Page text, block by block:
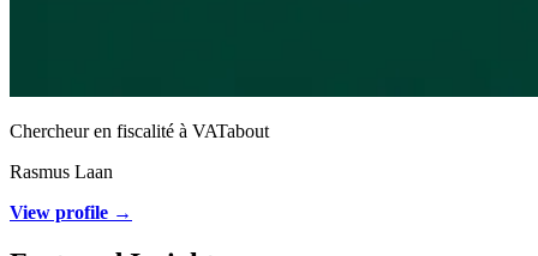
Chercheur en fiscalité à VATabout
Rasmus Laan
View profile →